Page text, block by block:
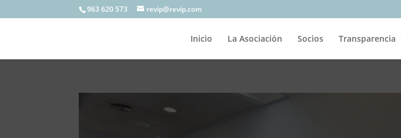
963 620 573 revip@revip.com
Inicio La Asociación Socios Transparencia